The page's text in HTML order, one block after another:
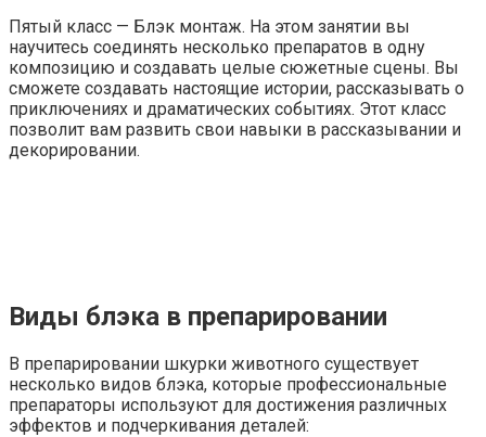
Пятый класс — Блэк монтаж. На этом занятии вы
научитесь соединять несколько препаратов в одну
композицию и создавать целые сюжетные сцены. Вы
сможете создавать настоящие истории, рассказывать о
приключениях и драматических событиях. Этот класс
позволит вам развить свои навыки в рассказывании и
декорировании.
Виды блэка в препарировании
В препарировании шкурки животного существует
несколько видов блэка, которые профессиональные
препараторы используют для достижения различных
эффектов и подчеркивания деталей: